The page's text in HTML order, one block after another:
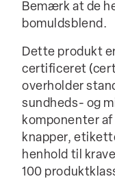
Bemærk at de
bomuldsblend.
Dette produkt er
certificeret
overholder
sundheds- og
komponenter
knapper,
henhold til
100